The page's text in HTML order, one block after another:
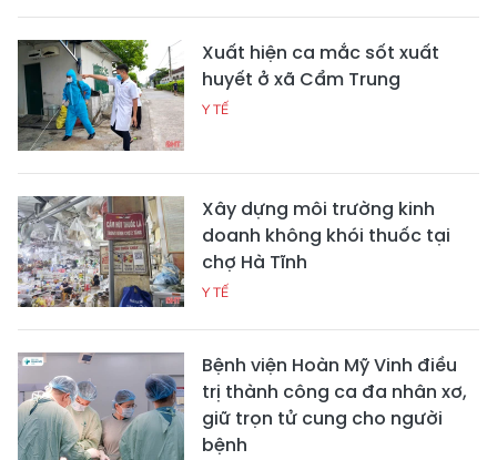
Xuất hiện ca mắc sốt xuất
huyết ở xã Cẩm Trung
Y TẾ
Xây dựng môi trường kinh
doanh không khói thuốc tại
chợ Hà Tĩnh
Y TẾ
Bệnh viện Hoàn Mỹ Vinh điều
trị thành công ca đa nhân xơ,
giữ trọn tử cung cho người
bệnh